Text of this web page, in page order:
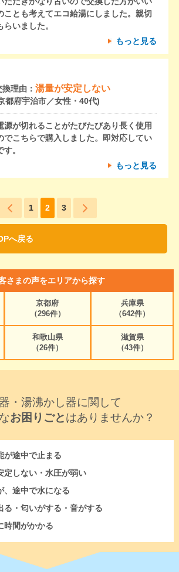
ことも考えてエコ給湯にしました。親切
いました。
もっと見る
換理由： 湯量が安定しない
都府宇治市／女性・40代)
源が切れることがたびたびあり長く使用
でこちらで購入しました。即対応してい
。
もっと見る
1 2 3
へ戻る
さまの声をエリアから探す
京都府
（296件）
兵庫県
（642件）
和歌山県
（26件）
滋賀県
（43件）
・湯沸かし器に関して
お困りごとはありませんか？
が途中で止まる
定しない・水圧が弱い
、途中で水になる
る・匂いがする・音がする
時間がかかる